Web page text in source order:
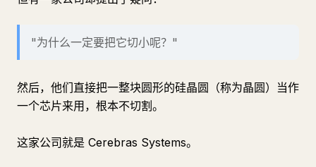
"为什么一定要把它切小呢？"
然后，他们直接把一整块圆形的硅晶圆（称为晶圆）当作
一个芯片来用，根本不切割。
这家公司就是 Cerebras Systems。